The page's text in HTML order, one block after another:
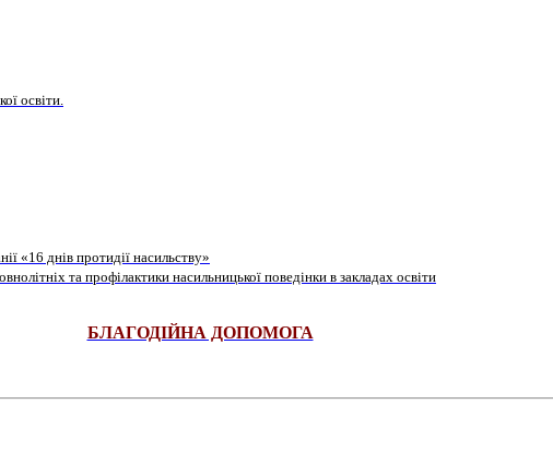
освіти.
«16 днів протидії насильству»
та профілактики насильницької поведінки в закладах освіти
БЛАГОДІЙНА ДОПОМОГА